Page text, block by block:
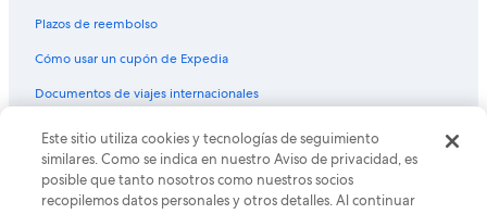
Plazos de reembolso
Cómo usar un cupón de Expedia
Documentos de viajes internacionales
© 2026 Expedia, Inc., una empresa de Expedia Group. Todos los
derechos reservados. Expedia y el logo de Expedia son marcas
registradas o marcas comerciales de Expedia, Inc. CST# 2029030-50.
Este sitio utiliza cookies y tecnologías de seguimiento
similares. Como se indica en nuestro Aviso de privacidad, es
posible que tanto nosotros como nuestros socios
recopilemos datos personales y otros detalles. Al continuar